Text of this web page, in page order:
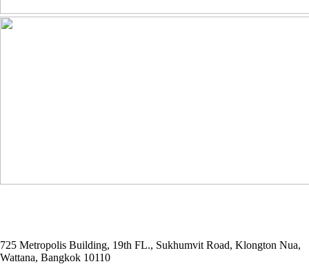
725 Metropolis Building, 19th FL., Sukhumvit Road, Klongton Nua,
Wattana, Bangkok 10110